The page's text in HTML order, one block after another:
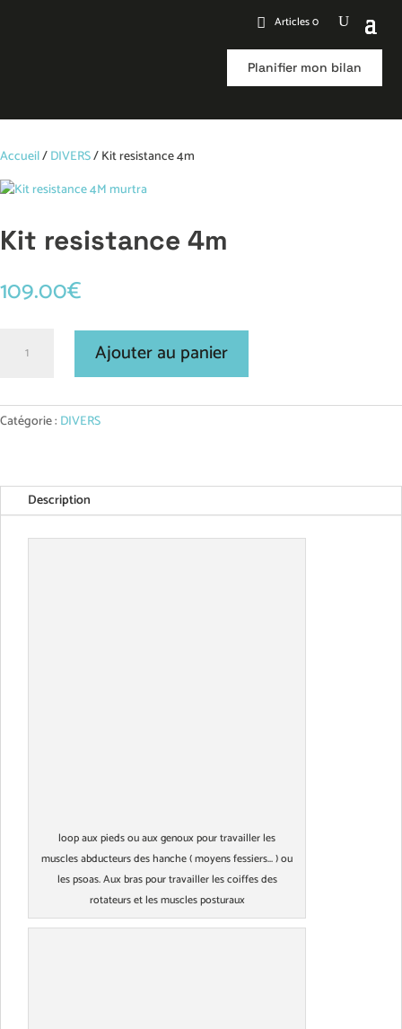
Articles 0
Planifier mon bilan
Accueil/DIVERS/ Kit resistance 4m
Kit resistance 4m
109.00€
resistance
4m
Ajouter au panier
Catégorie : DIVERS
Description
loop aux pieds ou aux genoux pour travailler les
muscles abducteurs des hanche ( moyens fessiers... ) ou
les psoas. Aux bras pour travailler les coiffes des
rotateurs et les muscles posturaux